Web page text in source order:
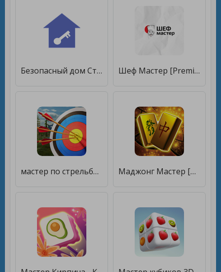
Безопасный дом Строй Мастер Домофоны [Без рекламы] Шеф Мастер [Premium]
мастер по стрельбе из лука 3D [Мод меню] Маджонг Мастер [Бесплатные покупки]